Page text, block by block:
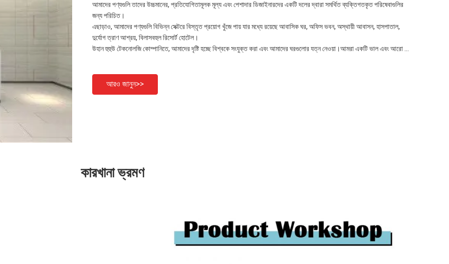
আমাদের পণ্যগুলি তাদের উচ্চমানের, প্রতিযোগিতামূলক মূল্য এবং পেশাদার ডিজাইনারদের একটি দলের দ্বারা সমর্থিত ব্যক্তিগতকৃত পরিষেবাগুলির
জন্য পরিচিত।
এছাড়াও, আমাদের পণ্যগুলি বিভিন্ন সেক্টরে বিস্তৃত প্রয়োগ খুঁজে পায় যার মধ্যে রয়েছে আবাসিক ঘর, অফিস ভবন, অস্থায়ী আবাসন, হাসপাতাল,
দুর্যোগ ত্রাণ আশ্রয়, বিলাসবহুল রিসোর্ট হোটেল।
উহান হুহুউ টেকনোলজি কোম্পানিতে, আমাদের দৃষ্টি হচ্ছে বিশ্বকে সংযুক্ত করা এবং আমাদের ঘরগুলোর যত্ন নেওয়া।আমরা একটি ভাল এবং আরো ...
আরও জানুন>>
কারখানা ভ্রমণ